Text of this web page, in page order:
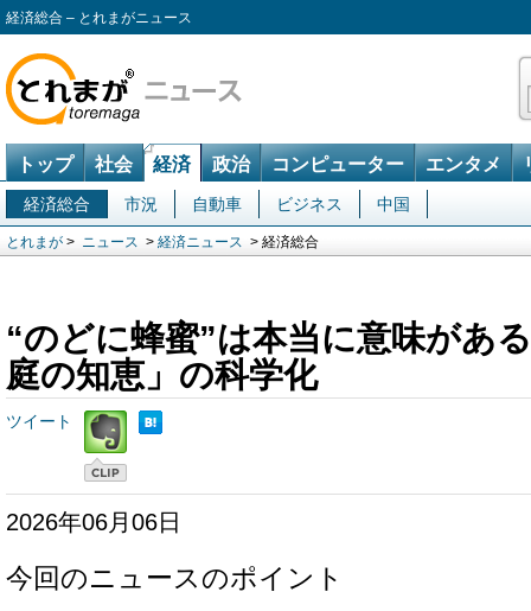
経済総合 – とれまがニュース
トップ 社会 経済 政治 コンピューター エンタメ
経済総合 市況 自動車 ビジネス 中国
とれまが > ニュース > 経済ニュース > 経済総合
“のどに蜂蜜”は本当に意味があ
庭の知恵」の科学化
ツイート
2026年06月06日
今回のニュースのポイント